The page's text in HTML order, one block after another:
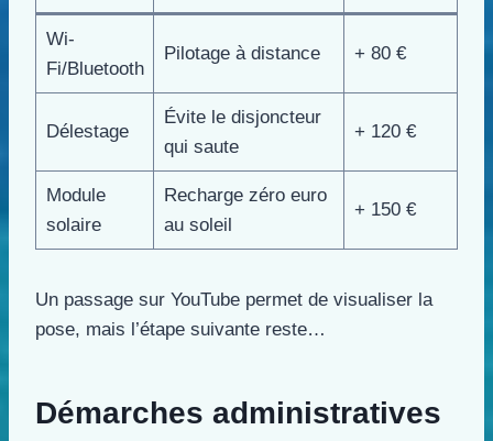
Wi-
Fi/Bluetooth
Pilotage à distance + 80 €
Délestage
Évite le disjoncteur
qui saute
+ 120 €
Module
solaire
Recharge zéro euro
au soleil
+ 150 €
Un passage sur YouTube permet de visualiser la
pose, mais l’étape suivante reste…
Démarches administratives